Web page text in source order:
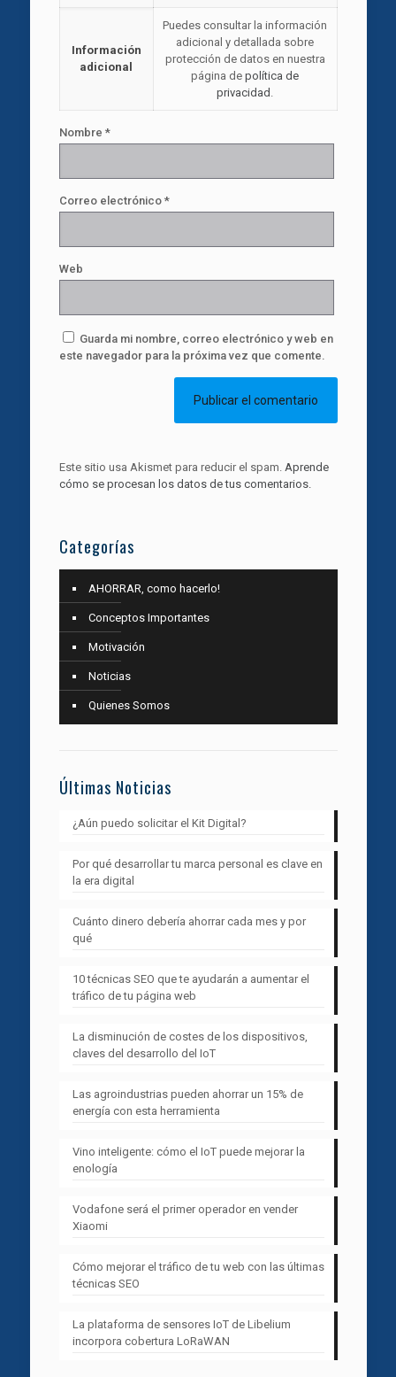
Información
adicional
Puedes consultar la información
adicional y detallada sobre
protección de datos en nuestra
página de política de
privacidad .
Nombre *
Correo electrónico *
Web
Guarda mi nombre, correo electrónico y web en
este navegador para la próxima vez que comente.
Este sitio usa Akismet para reducir el spam. Aprende
cómo se procesan los datos de tus comentarios.
Categorías
AHORRAR, como hacerlo!
Conceptos Importantes
Motivación
Noticias
Quienes Somos
Últimas Noticias
¿Aún puedo solicitar el Kit Digital?
Por qué desarrollar tu marca personal es clave en
la era digital
Cuánto dinero debería ahorrar cada mes y por
qué
10 técnicas SEO que te ayudarán a aumentar el
tráfico de tu página web
La disminución de costes de los dispositivos,
claves del desarrollo del IoT
Las agroindustrias pueden ahorrar un 15% de
energía con esta herramienta
Vino inteligente: cómo el IoT puede mejorar la
enología
Vodafone será el primer operador en vender
Xiaomi
Cómo mejorar el tráfico de tu web con las últimas
técnicas SEO
La plataforma de sensores IoT de Libelium
incorpora cobertura LoRaWAN